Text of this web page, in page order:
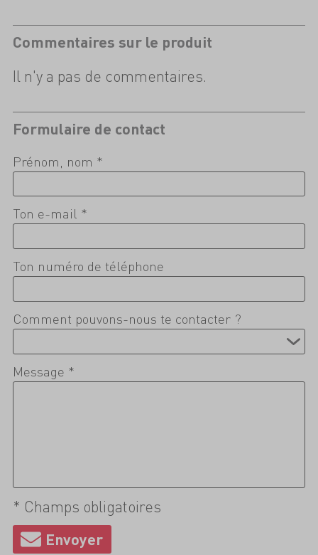
Commentaires sur le produit
Il n'y a pas de commentaires.
Formulaire de contact
Prénom, nom *
Ton e-mail *
Ton numéro de téléphone
Comment pouvons-nous te contacter ?
Message *
* Champs obligatoires